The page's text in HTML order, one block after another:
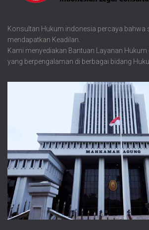
Konsultan Hukum indonesia percaya bahwa
mendapatkan Keadilan.
Kami menyediakan Bantuan Layanan Hukum
yang berpengalaman di berbagai bidang